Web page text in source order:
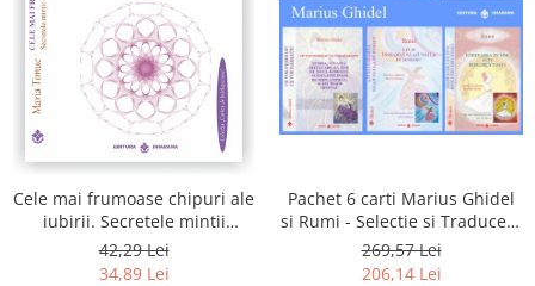
Cele mai frumoase chipuri ale
iubirii. Secretele mintii
omenesti in opera marelui
initiat, Rumi
42,29 Lei
34,89 Lei
Pachet 6 carti Marius Ghidel
si Rumi - Selectie si Traducere
de Marius Ghidel
269,57 Lei
206,14 Lei